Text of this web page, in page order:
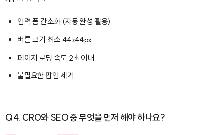
입력 폼 간소화 (자동 완성 활용)
버튼 크기 최소 44x44px
페이지 로딩 속도 2초 이내
불필요한 팝업 제거
Q4. CRO와 SEO 중 무엇을 먼저 해야 하나요?